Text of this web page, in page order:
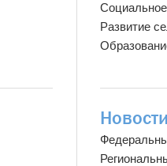
Развитие
Новости